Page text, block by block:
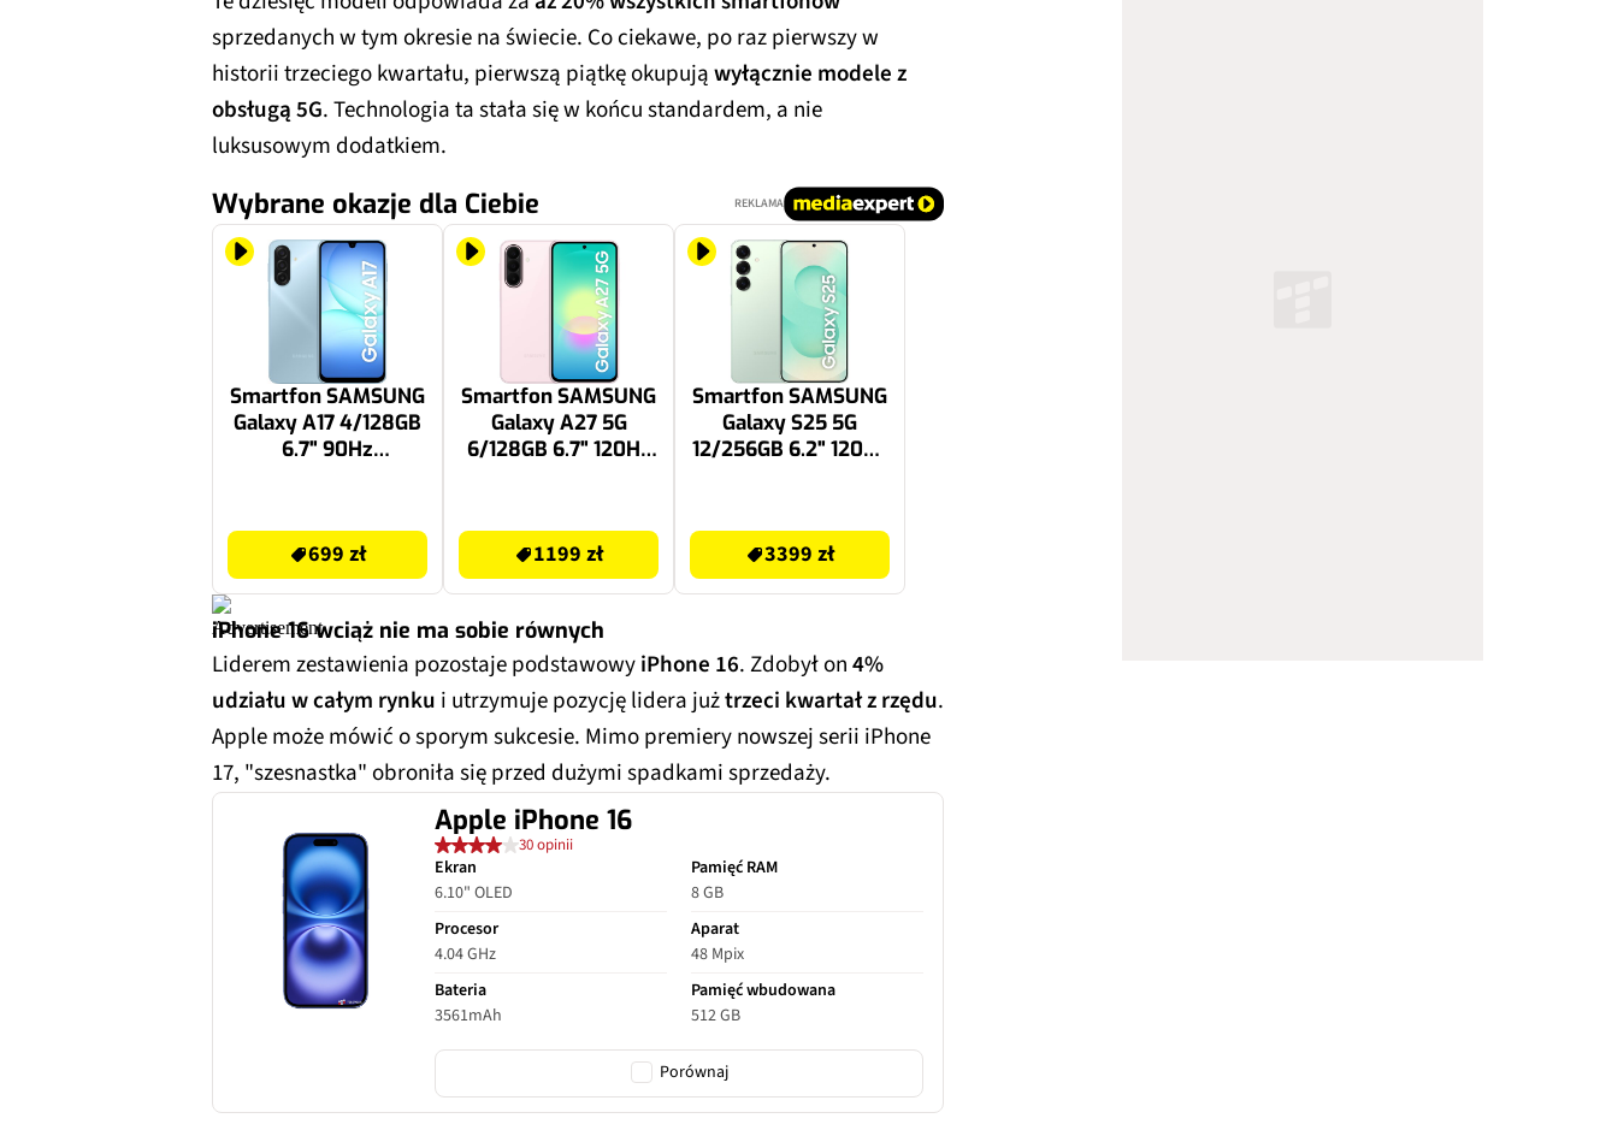
sprzedanych w tym okresie na świecie. Co ciekawe, po raz pierwszy w
historii trzeciego kwartału, pierwszą piątkę okupująwyłącznie modele z
obsługą 5G. Technologia ta stała się w końcu standardem, a nie
luksusowym dodatkiem.
Wybrane okazje dla Ciebie REKLAMA
Smartfon SAMSUNG
Galaxy A17 4/128GB
6.7" 90Hz
699 zł
Smartfon SAMSUNG
Galaxy A27 5G
6/128GB 6.7" 120Hz
1199 zł
Smartfon SAMSUNG
Galaxy S25 5G
12/256GB 6.2" 120Hz
3399 zł
iPhone 16 wciąż nie ma sobie równych
Liderem zestawienia pozostaje podstawowyiPhone 16. Zdobył on4%
udziału w całym rynku i utrzymuje pozycję lidera jużtrzeci kwartał z rzędu.
Apple może mówić o sporym sukcesie. Mimo premiery nowszej serii iPhone
17, "szesnastka" obroniła się przed dużymi spadkami sprzedaży.
Apple iPhone 16
30 opinii
Ekran
6.10" OLED
Pamięć RAM
8 GB
Procesor
4.04 GHz
Aparat
48 Mpix
Bateria
3561mAh
Pamięć wbudowana
512 GB
Porównaj